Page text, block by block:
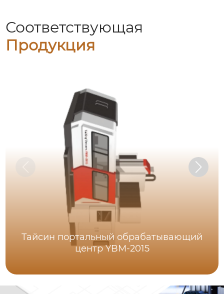
Соответствующая
Продукция
Тайсин портальный обрабатывающий
центр YBM-2015